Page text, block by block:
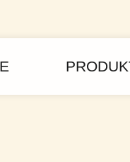
und jugendliches